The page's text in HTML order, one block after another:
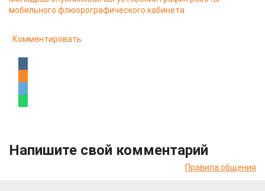
мобильного флюорографического кабинета
Комментировать
Напишите свой комментарий
Правила общения